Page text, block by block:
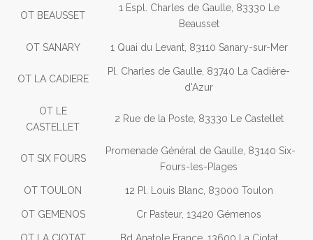
OT BEAUSSET
1 Espl. Charles de Gaulle, 83330 Le
Beausset
OT SANARY 1 Quai du Levant, 83110 Sanary-sur-Mer
OT LA CADIERE
Pl. Charles de Gaulle, 83740 La Cadière-
d'Azur
OT LE
CASTELLET
2 Rue de la Poste, 83330 Le Castellet
OT SIX FOURS
Promenade Général de Gaulle, 83140 Six-
Fours-les-Plages
OT TOULON 12 Pl. Louis Blanc, 83000 Toulon
OT GEMENOS Cr Pasteur, 13420 Gémenos